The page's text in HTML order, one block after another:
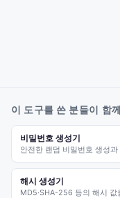
이 도구를 쓴 분들이 함
비밀번호 생성기
안전한 랜덤 비밀번호 생성과
해시 생성기
MD5·SHA-256 등의 해시 값